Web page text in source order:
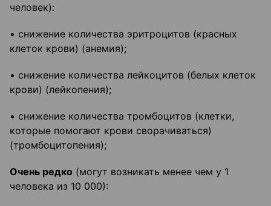
человек):
• снижение количества эритроцитов (красных
клеток крови) (анемия);
• снижение количества лейкоцитов (белых клеток
крови) (лейкопения);
• снижение количества тромбоцитов (клетки,
которые помогают крови сворачиваться)
(тромбоцитопения);
Очень редко (могут возникать менее чем у 1
человека из 10 000):